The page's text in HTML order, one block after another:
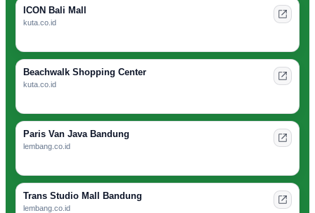
ICON Bali Mall
kuta.co.id
Beachwalk Shopping Center
kuta.co.id
Paris Van Java Bandung
lembang.co.id
Trans Studio Mall Bandung
lembang.co.id